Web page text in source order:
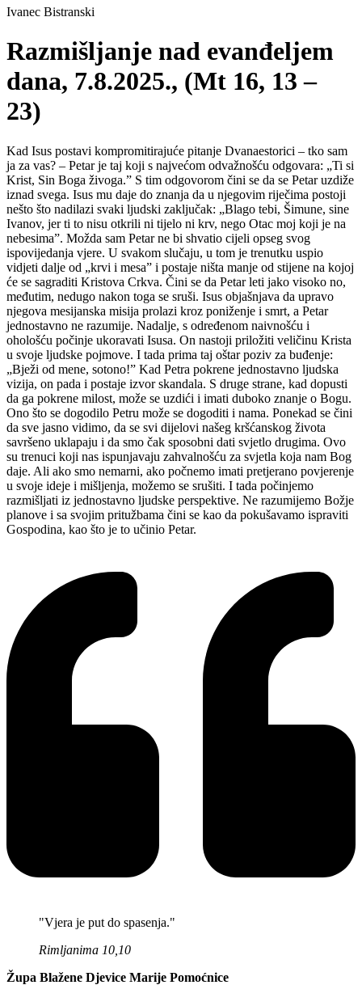
Ivanec Bistranski
Razmišljanje nad evanđeljem
dana, 7.8.2025., (Mt 16, 13 –
23)
Kad Isus postavi kompromitirajuće pitanje Dvanaestorici – tko sam
ja za vas? – Petar je taj koji s najvećom odvažnošću odgovara: „Ti si
Krist, Sin Boga živoga.” S tim odgovorom čini se da se Petar uzdiže
iznad svega. Isus mu daje do znanja da u njegovim riječima postoji
nešto što nadilazi svaki ljudski zaključak: „Blago tebi, Šimune, sine
Ivanov, jer ti to nisu otkrili ni tijelo ni krv, nego Otac moj koji je na
nebesima”. Možda sam Petar ne bi shvatio cijeli opseg svog
ispovijedanja vjere. U svakom slučaju, u tom je trenutku uspio
vidjeti dalje od „krvi i mesa” i postaje ništa manje od stijene na kojoj
će se sagraditi Kristova Crkva. Čini se da Petar leti jako visoko no,
međutim, nedugo nakon toga se sruši. Isus objašnjava da upravo
njegova mesijanska misija prolazi kroz poniženje i smrt, a Petar
jednostavno ne razumije. Nadalje, s određenom naivnošću i
ohološću počinje ukoravati Isusa. On nastoji priložiti veličinu Krista
u svoje ljudske pojmove. I tada prima taj oštar poziv za buđenje:
„Bježi od mene, sotono!” Kad Petra pokrene jednostavno ljudska
vizija, on pada i postaje izvor skandala. S druge strane, kad dopusti
da ga pokrene milost, može se uzdići i imati duboko znanje o Bogu.
Ono što se dogodilo Petru može se dogoditi i nama. Ponekad se čini
da sve jasno vidimo, da se svi dijelovi našeg kršćanskog života
savršeno uklapaju i da smo čak sposobni dati svjetlo drugima. Ovo
su trenuci koji nas ispunjavaju zahvalnošću za svjetla koja nam Bog
daje. Ali ako smo nemarni, ako počnemo imati pretjerano povjerenje
u svoje ideje i mišljenja, možemo se srušiti. I tada počinjemo
razmišljati iz jednostavno ljudske perspektive. Ne razumijemo Božje
planove i sa svojim pritužbama čini se kao da pokušavamo ispraviti
Gospodina, kao što je to učinio Petar.
"Vjera je put do spasenja."
Rimljanima 10,10
Župa Blažene Djevice Marije Pomoćnice